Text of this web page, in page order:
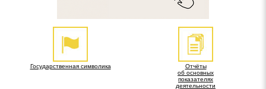
Государственная символика
Отчёты
об основных
показателях
деятельности